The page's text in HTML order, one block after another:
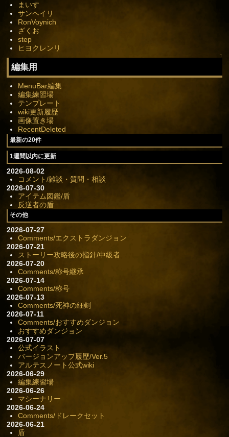
まいす
サンヘイリ
RonVoynich
ざくお
step
ヒヨクレンリ
↑
編集用
MenuBar編集
編集練習場
テンプレート
wiki更新履歴
画像置き場
RecentDeleted
最新の20件
1週間以内に更新
2026-08-02
コメント/雑談・質問・相談
2026-07-30
アイテム図鑑/盾
反逆者の盾
その他
2026-07-27
Comments/エクストラダンジョン
2026-07-21
ストーリー攻略後の指針/中級者
2026-07-20
Comments/称号継承
2026-07-14
Comments/称号
2026-07-13
Comments/死神の細剣
2026-07-11
Comments/おすすめダンジョン
おすすめダンジョン
2026-07-07
公式イラスト
バージョンアップ履歴/Ver.5
アルテスノート公式wiki
2026-06-29
編集練習場
2026-06-26
マシーナリー
2026-06-24
Comments/ドレークセット
2026-06-21
盾